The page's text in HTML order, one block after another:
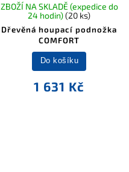
Dřevěná houpací podnožka
COMFORT
ZBOŽÍ NA SKLADĚ (expedice do
24 hodin)(20 ks)
1 631 Kč
Do košíku